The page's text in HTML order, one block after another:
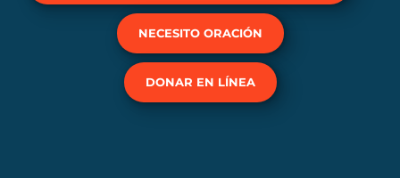
NECESITO ORACIÓN
DONAR EN LÍNEA